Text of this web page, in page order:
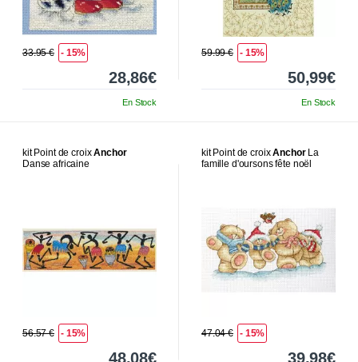
33.95 € - 15%
28,86€
En Stock
59.99 € - 15%
50,99€
En Stock
kit Point de croixAnchor
Danse africaine
56.57 € - 15%
48,08€
kit Point de croixAnchorLa
famille d'oursons fête noël
47.04 € - 15%
39,98€